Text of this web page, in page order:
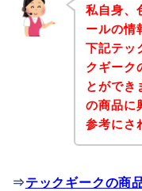
私自身、
ールの情
下記テッ
クギーク
とができ
の商品に
参考にさ
⇒テックギークの商